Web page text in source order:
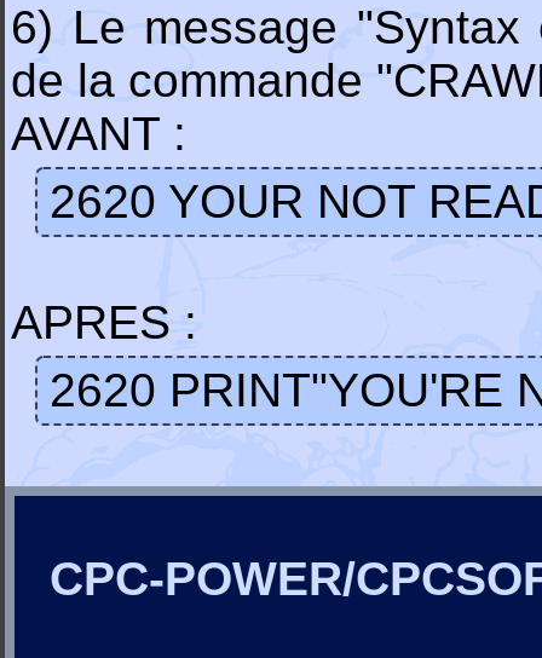
6) Le message
de la commande
AVANT :
2620 YOUR NOT
APRES :
2620 PRINT"YOU'RE
CPC-POWER/